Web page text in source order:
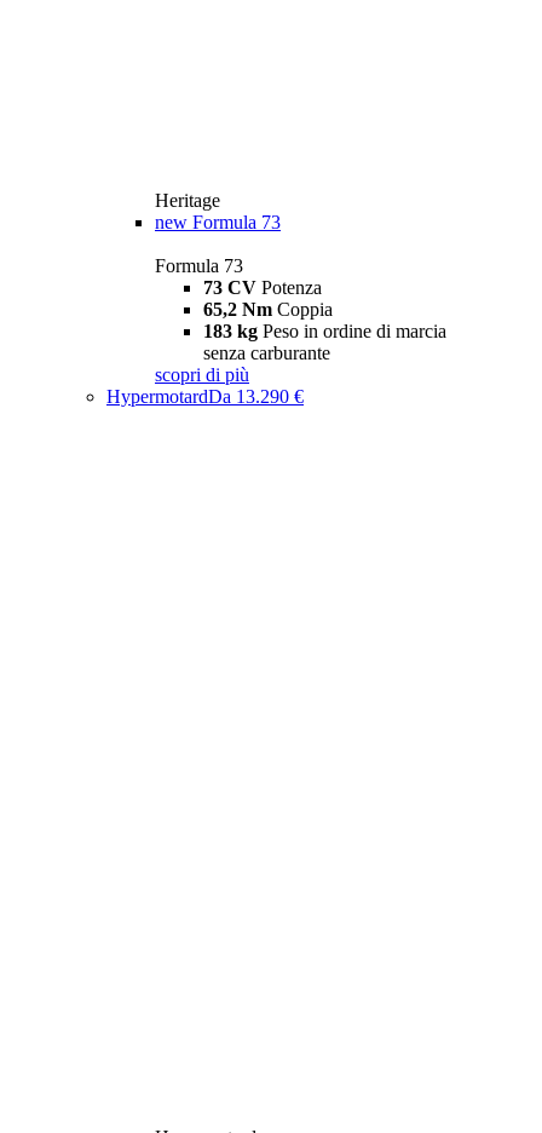
Heritage
new Formula 73
Formula 73
73 CV Potenza
65,2 Nm Coppia
183 kg Peso in ordine di marcia
senza carburante
scopri di più
HypermotardDa 13.290 €